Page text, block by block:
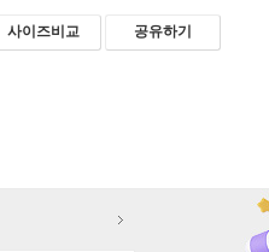
사이즈비교 공유하기